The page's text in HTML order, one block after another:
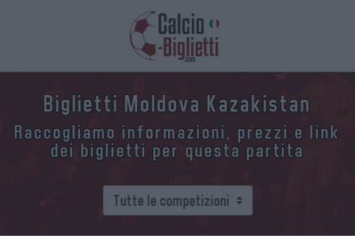
Biglietti Moldova Kazakistan
Raccogliamo informazioni, prezzi e link
dei biglietti per questa partita